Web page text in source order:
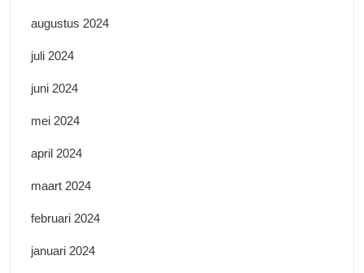
augustus 2024
juli 2024
juni 2024
mei 2024
april 2024
maart 2024
februari 2024
januari 2024